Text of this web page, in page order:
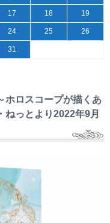
17 18 19
24 25 26
31
ホロスコープが描くあ
ねっとより2022年9月